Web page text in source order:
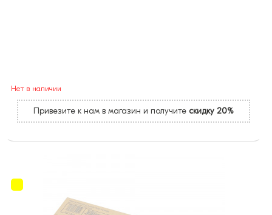
Нет в наличии
Привезите к нам в магазин и получите скидку 20%